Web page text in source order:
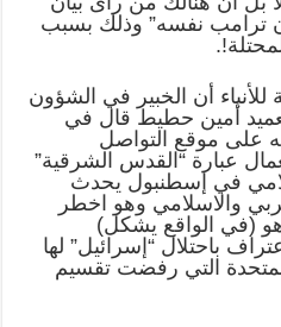
ترامب نفسه” وذلك بسبب
للأنباء أن الخبير في الشؤون
أمين حطيط قال في
على موقع التواصل
عبارة “القدس الشرقية”
في إسطنبول يحدث
والاسلامي وهو اخطر
(في الواقع يشكل)
باحتلال “إسرائيل” لها
التي رفضت تقسيم